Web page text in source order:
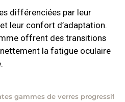
différenciées par leur
leur confort d’adaptation.
offrent des transitions
la fatigue oculaire
gammes de verres progressifs